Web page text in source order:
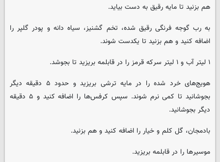
هم بزنید تا مایه رقیق به دست بیاید.
به رب گوجه فرنگی رقیق شده، تخم گشنیز، سیاه دانه و پودر گلپر را
اضافه کنید و هم بزنید تا یکدست شوند.
۱ لیتر آب و ۱ لیتر سرکه قرمز را در قابلمه بریزید تا بجوشد.
هویج‌های خرد شده را در مایه ترشی بریزید و حدود ۵ دقیقه دیگر
بجوشانید تا کمی نرم شوند. سپس کرفس‌ها را اضافه کنید و ۵ دقیقه
دیگر بجوشانید.
بادمجان، گل کلم و خیار را اضافه کنید و هم بزنید.
موسیرها را در قابلمه بریزید.